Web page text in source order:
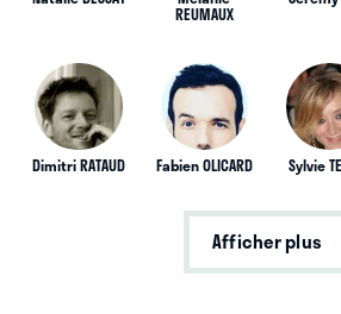
REUMAUX
Dimitri RATAUD Fabien OLICARD Sylvie
Afficher plus